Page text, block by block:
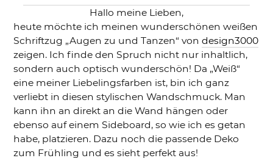
Hallo meine Lieben,
heute möchte ich meinen wunderschönen weißen
Schriftzug „Augen zu und Tanzen“ vondesign3000
zeigen. Ich finde den Spruch nicht nur inhaltlich,
sondern auch optisch wunderschön! Da „Weiß“
eine meiner Liebelingsfarben ist, bin ich ganz
verliebt in diesen stylischen Wandschmuck. Man
kann ihn an direkt an die Wand hängen oder
ebenso auf einem Sideboard, so wie ich es getan
habe, platzieren. Dazu noch die passende Deko
zum Frühling und es sieht perfekt aus!